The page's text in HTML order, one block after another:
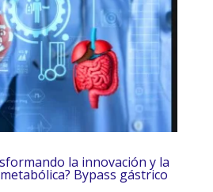
la innovación y la
Bypass gástrico